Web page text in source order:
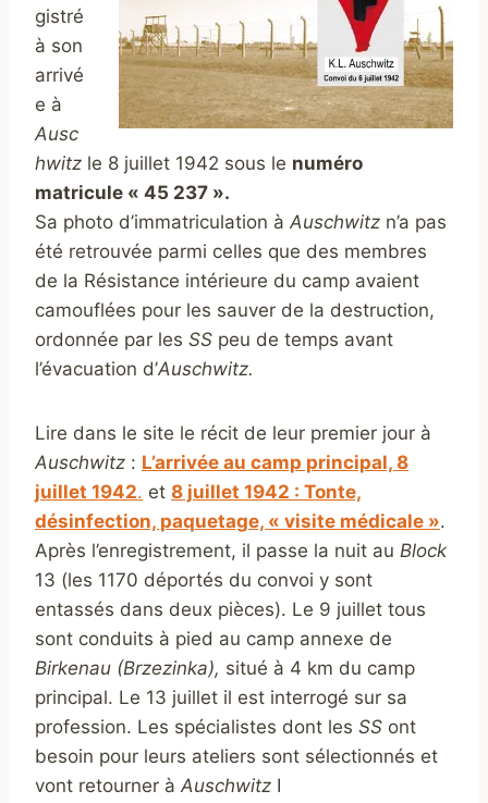
gistré
à son
arrivé
e à
Ausc
hwitz le 8 juillet 1942 sous le numéro
matricule « 45 237 ».
Sa photo d’immatriculation à Auschwitz n’a pas
été retrouvée parmi celles que des membres
de la Résistance intérieure du camp avaient
camouflées pour les sauver de la destruction,
ordonnée par les SS peu de temps avant
l’évacuation d’Auschwitz.
Lire dans le site le récit de leur premier jour à
Auschwitz : L’arrivée au camp principal, 8
juillet 1942. et 8 juillet 1942 : Tonte,
désinfection, paquetage, « visite médicale ».
Après l’enregistrement, il passe la nuit au Block
13 (les 1170 déportés du convoi y sont
entassés dans deux pièces). Le 9 juillet tous
sont conduits à pied au camp annexe de
Birkenau (Brzezinka), situé à 4 km du camp
principal. Le 13 juillet il est interrogé sur sa
profession. Les spécialistes dont les SS ont
besoin pour leurs ateliers sont sélectionnés et
vont retourner à Auschwitz I